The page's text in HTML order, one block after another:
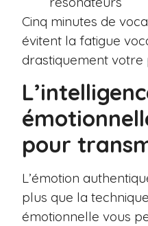
Cinq minutes de
évitent la fatigue
drastiquement votre
pour
L’émotion
plus que la
émotionnelle vous